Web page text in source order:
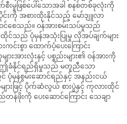
းမှုဖြစ်ပေါ်သောအခါ စနစ်တစ်ခုလုံးကို
းကို အစားထိုးနိုင်သည့် မော်ဒျူလာ
ဝင်စေသည်။ ဝန်အားစမ်းသပ်မှုသည်
သည် ပုံမှန်အသုံးပြုမှု လိုအပ်ချက်များ
င်းစွာ ထောက်ပံ့ပေးကြောင်း
းအားလုံးနှင့် ပစ္စည်းများ၏ ဝန်အားကို
ဤခံနိုင်ရည်ရှိမှုသည် မတူညီသော
င် ပုံမှန်စွမ်းဆောင်ရည်နှင့် အနည်းငယ်
ားဖြင့် ပိုက်ဆံလွယ် စားပွဲနှင့် ကုလားထိုင်
န်ဖိုးကို ပေးဆောင်ကြောင်း သေချာ